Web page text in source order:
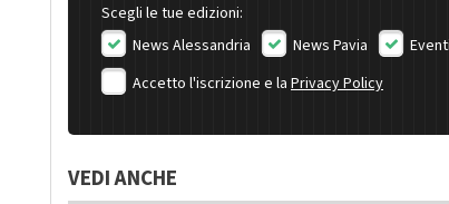
Scegli le tue edizioni:
News Alessandria
News Pavia
Accetto l'iscrizione e la Privacy Policy
VEDI ANCHE